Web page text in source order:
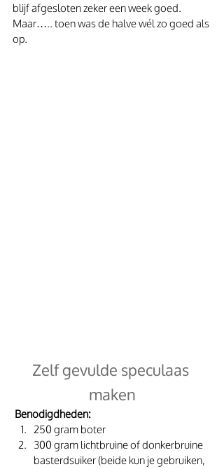
blijf afgesloten zeker een week goed.
Maar….. toen was de halve wél zo goed als
op.
Zelf gevulde speculaas
maken
Benodigdheden:
250 gram boter
300 gram lichtbruine of donkerbruine
basterdsuiker (beide kun je gebruiken,